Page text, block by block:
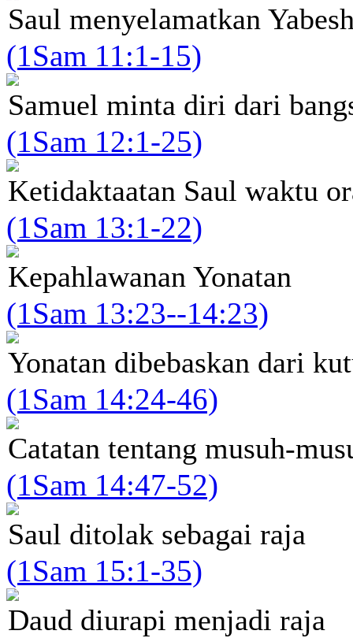
Saul menyelamatkan
(1Sam 11:1-15)
Samuel minta diri dari
(1Sam 12:1-25)
Ketidaktaatan Saul waktu
(1Sam 13:1-22)
Kepahlawanan Yonatan
(1Sam 13:23--14:23)
Yonatan dibebaskan dari
(1Sam 14:24-46)
Catatan tentang musuh-
(1Sam 14:47-52)
Saul ditolak sebagai raja
(1Sam 15:1-35)
Daud diurapi menjadi raja